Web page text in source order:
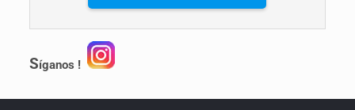
Síganos !